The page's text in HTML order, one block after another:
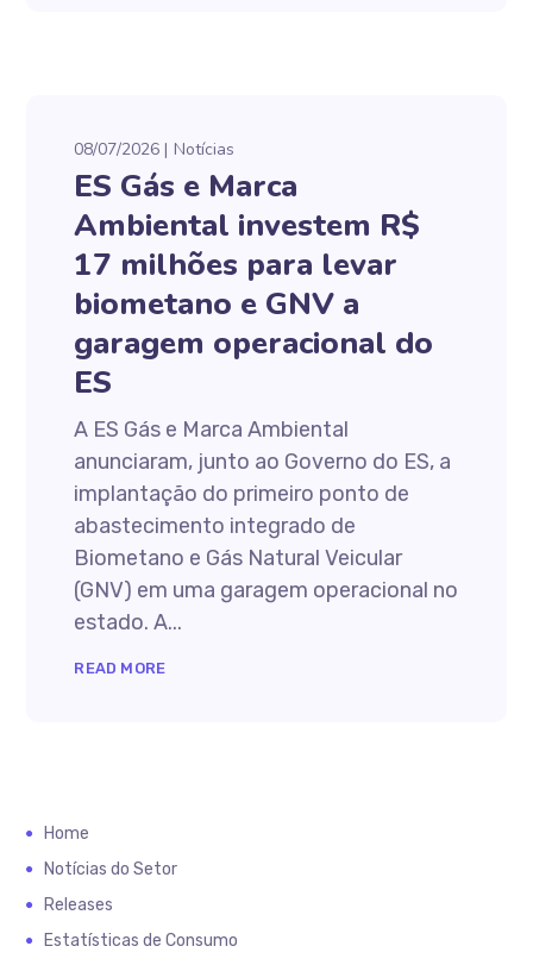
08/07/2026 Notícias
ES Gás e Marca
Ambiental investem R$
17 milhões para levar
biometano e GNV a
garagem operacional do
ES
A ES Gás e Marca Ambiental
anunciaram, junto ao Governo do ES, a
implantação do primeiro ponto de
abastecimento integrado de
Biometano e Gás Natural Veicular
(GNV) em uma garagem operacional no
estado. A...
READ MORE
Home
Notícias do Setor
Releases
Estatísticas de Consumo